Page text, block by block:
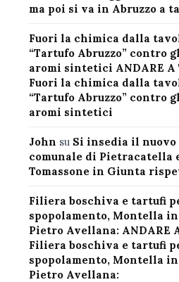
ma poi si va in Abruzzo a
Fuori la chimica dalla
“Tartufo Abruzzo” contro
aromi sintetici ANDARE A
Fuori la chimica dalla
“Tartufo Abruzzo” contro
aromi sintetici
John su Si insedia il
comunale di Pietracatella
Tomassone in Giunta
Filiera boschiva e tartufi
spopolamento, Montella
Pietro Avellana: ANDARE
Filiera boschiva e tartufi
spopolamento, Montella
Pietro Avellana: